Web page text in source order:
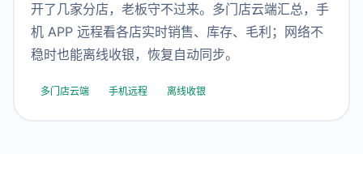
开了几家分店，老板守不过来。多门店云端汇总，手
机 APP 远程看各店实时销售、库存、毛利；网络不
稳时也能离线收银，恢复自动同步。
多门店云端 手机远程 离线收银